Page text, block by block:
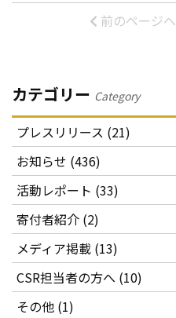
前のページへ
カテゴリー Category
プレスリリース (21)
お知らせ (436)
活動レポート (33)
寄付者紹介 (2)
メディア掲載 (13)
CSR担当者の方へ (10)
その他 (1)